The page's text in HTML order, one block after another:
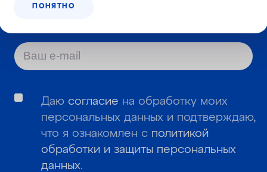
ПОНЯТНО
Даю согласие на обработку моих
персональных данных и подтверждаю,
что я ознакомлен с политикой
обработки и защиты персональных
данных.